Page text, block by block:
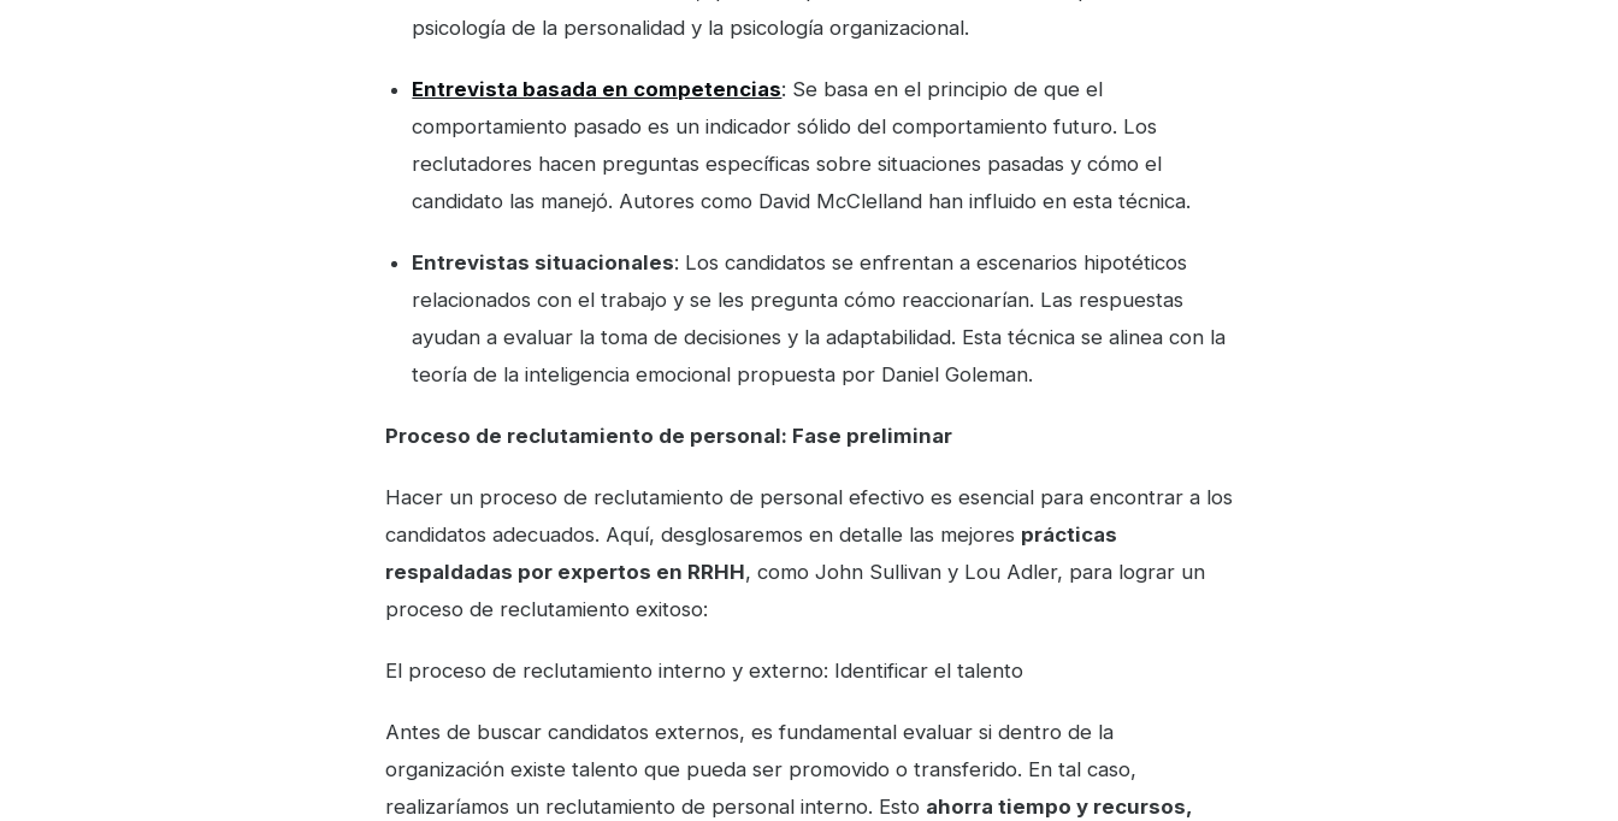
psicología de la personalidad y la psicología organizacional.
Entrevista basada en competencias: Se basa en el principio de que el
comportamiento pasado es un indicador sólido del comportamiento futuro. Los
reclutadores hacen preguntas específicas sobre situaciones pasadas y cómo el
candidato las manejó. Autores como David McClelland han influido en esta técnica.
Entrevistas situacionales: Los candidatos se enfrentan a escenarios hipotéticos
relacionados con el trabajo y se les pregunta cómo reaccionarían. Las respuestas
ayudan a evaluar la toma de decisiones y la adaptabilidad. Esta técnica se alinea con la
teoría de la inteligencia emocional propuesta por Daniel Goleman.
Proceso de reclutamiento de personal: Fase preliminar
Hacer un proceso de reclutamiento de personal efectivo es esencial para encontrar a los
candidatos adecuados. Aquí, desglosaremos en detalle las mejores prácticas
respaldadas por expertos en RRHH, como John Sullivan y Lou Adler, para lograr un
proceso de reclutamiento exitoso:
El proceso de reclutamiento interno y externo: Identificar el talento
Antes de buscar candidatos externos, es fundamental evaluar si dentro de la
organización existe talento que pueda ser promovido o transferido. En tal caso,
realizaríamos un reclutamiento de personal interno. Esto ahorra tiempo y recursos,